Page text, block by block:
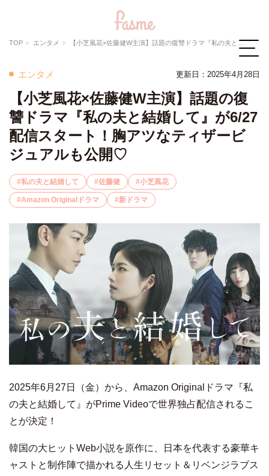
TOP エンタメ 【小芝風花×佐藤健W主演】話題の復讐ドラマ『私の夫と結婚して』が6/27配信スタート！胸アツなティザービジュアルも公開♡
エンタメ 更新日：2025年4月28日
【小芝風花×佐藤健W主演】話題の復
讐ドラマ『私の夫と結婚して』が6/27
配信スタート！胸アツなティザービ
ジュアルも公開♡
私の夫と結婚して 佐藤健 小芝風花
Amazon Originalドラマ 新ドラマ
2025年6月27日（金）から、Amazon Originalドラマ『私
の夫と結婚して』がPrime Videoで世界独占配信されるこ
とが決定！
韓国の大ヒットWeb小説を原作に、日本を代表する豪華キ
ャストと制作陣で描かれる人生リセット＆リベンジラブス